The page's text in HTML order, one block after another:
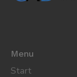
Menu
Start